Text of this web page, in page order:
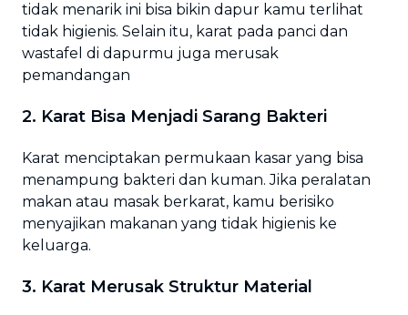
tidak menarik ini bisa bikin dapur kamu terlihat
tidak higienis. Selain itu, karat pada panci dan
wastafel di dapurmu juga merusak
pemandangan
2. Karat Bisa Menjadi Sarang Bakteri
Karat menciptakan permukaan kasar yang bisa
menampung bakteri dan kuman. Jika peralatan
makan atau masak berkarat, kamu berisiko
menyajikan makanan yang tidak higienis ke
keluarga.
3. Karat Merusak Struktur Material